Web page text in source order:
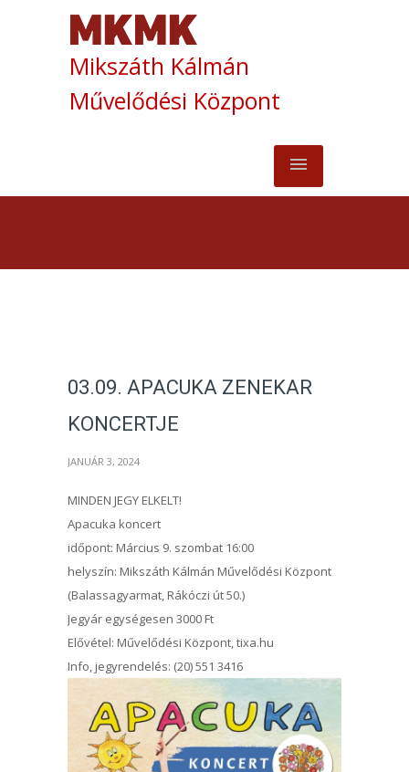
Mikszáth Kálmán
Művelődési Központ
03.09. APACUKA ZENEKAR
KONCERTJE
JANUÁR 3, 2024
MINDEN JEGY ELKELT!
Apacuka koncert
időpont: Március 9. szombat 16:00
helyszín: Mikszáth Kálmán Művelődési Központ
(Balassagyarmat, Rákóczi út 50.)
Jegyár egységesen 3000 Ft
Elővétel: Művelődési Központ, tixa.hu
Info, jegyrendelés: (20) 551 3416